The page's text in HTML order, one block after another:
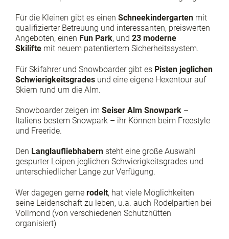
Für die Kleinen gibt es einen Schneekindergarten mit
qualifizierter Betreuung und interessanten, preiswerten
Angeboten, einen Fun Park, und 23 moderne
Skilifte mit neuem patentiertem Sicherheitssystem.
Für Skifahrer und Snowboarder gibt es Pisten jeglichen
Schwierigkeitsgrades und eine eigene Hexentour auf
Skiern rund um die Alm.
Snowboarder zeigen im Seiser Alm Snowpark –
Italiens bestem Snowpark – ihr Können beim Freestyle
und Freeride.
Den Langlaufliebhabern steht eine große Auswahl
gespurter Loipen jeglichen Schwierigkeitsgrades und
unterschiedlicher Länge zur Verfügung.
Wer dagegen gerne rodelt, hat viele Möglichkeiten
seine Leidenschaft zu leben, u.a. auch Rodelpartien bei
Vollmond (von verschiedenen Schutzhütten
organisiert)